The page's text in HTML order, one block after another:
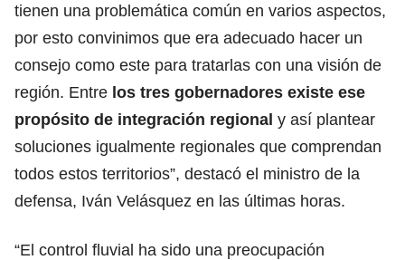
tienen una problemática común en varios aspectos,
por esto convinimos que era adecuado hacer un
consejo como este para tratarlas con una visión de
región. Entre los tres gobernadores existe ese
propósito de integración regional y así plantear
soluciones igualmente regionales que comprendan
todos estos territorios”, destacó el ministro de la
defensa, Iván Velásquez en las últimas horas.
“El control fluvial ha sido una preocupación